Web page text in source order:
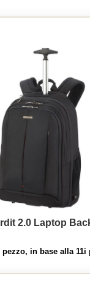
2.0 Laptop
pezzo, in base alla 11i